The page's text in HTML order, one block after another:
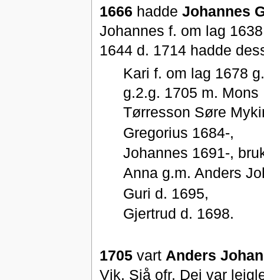
1666 hadde Johannes
Johannes f. om lag
1644 d. 1714 hadde
Kari f. om lag 1678
g.2.g. 1705 m.
Tørresson Søre
Gregorius 1684-,
Johannes 1691-,
Anna g.m. Anders
Guri d. 1695,
Gjertrud d. 1698.
1705vart Anders
Vik. Sjå ofr. Dei var